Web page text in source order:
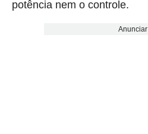
potência nem o controle.
Anunciar